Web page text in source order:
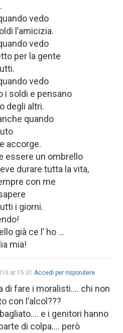
vedo
l’amicizia.
vedo
per la gente
vedo
i soldi e pensano
degli altri.
quando
accorge.
essere un ombrello
durare tutta la vita,
con me
i giorni.
già ce l’ ho …
mia!
at 15:31 Accedi per rispondere
di fare i moralisti…. chi non
con l’alcol???
e i genitori hanno
di colpa…. però